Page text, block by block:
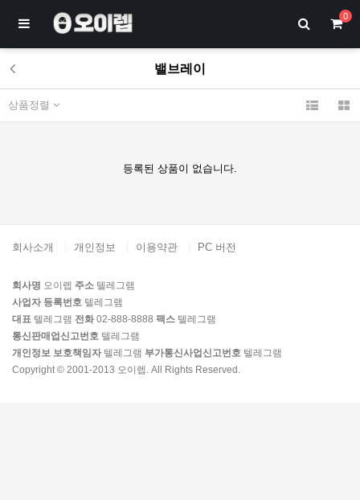
0
밸브레이
상품정렬
등록된 상품이 없습니다.
회사소개 개인정보 이용약관 PC 버전
회사명 오이렙 주소 텔레그램
사업자 등록번호 텔레그램
대표 텔레그램 전화 02-888-8888 팩스 텔레그램
통신판매업신고번호 텔레그램
개인정보 보호책임자 텔레그램 부가통신사업신고번호 텔레그램
Copyright © 2001-2013 오이렙. All Rights Reserved.